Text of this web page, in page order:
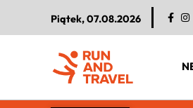
Piątek, 07.08.2026